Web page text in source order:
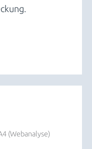
(Webanalyse)